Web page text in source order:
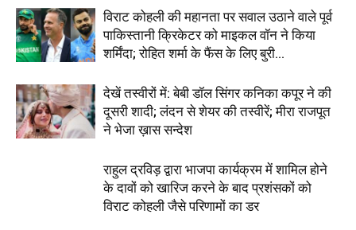
विराट कोहली की महानता पर सवाल उठाने वाले पूर्व
पाकिस्तानी क्रिकेटर को माइकल वॉन ने किया
शर्मिंदा; रोहित शर्मा के फैंस के लिए बुरी...
देखें तस्वीरों में: बेबी डॉल सिंगर कनिका कपूर ने की
दूसरी शादी; लंदन से शेयर की तस्वीरें; मीरा राजपूत
ने भेजा ख़ास सन्देश
राहुल द्रविड़ द्वारा भाजपा कार्यक्रम में शामिल होने
के दावों को खारिज करने के बाद प्रशंसकों को
विराट कोहली जैसे परिणामों का डर